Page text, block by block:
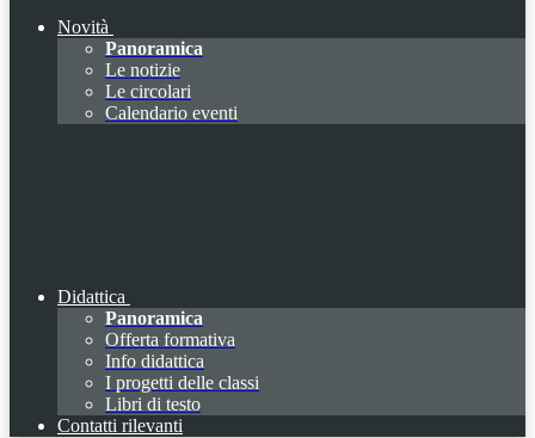
Novità
Panoramica
Le notizie
Le circolari
Calendario eventi
Didattica
Panoramica
Offerta formativa
Info didattica
I progetti delle classi
Libri di testo
Contatti rilevanti